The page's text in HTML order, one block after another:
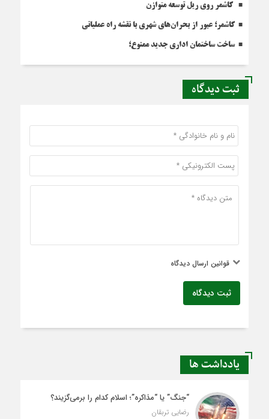
کاشمر روی ریل توسعه متوازن
کاشمر؛ عبور از بحران‌های شهری با نقشه راه عملیاتی
ساخت ساختمان اداری جدید ممنوع؛
ثبت دیدگاه
قوانین ارسال دیدگاه
ثبت دیدگاه
یادداشت ها
“جنگ” یا “مذاکره”؛ اسلام کدام را برمی‌گزیند؟
رضایی تربقان